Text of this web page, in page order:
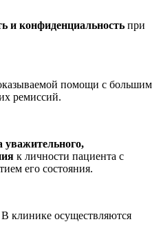
и конфиденциальность при
помощи с большим
ремиссий.
уважительного,
к личности пациента с
его состояния.
клинике осуществляются